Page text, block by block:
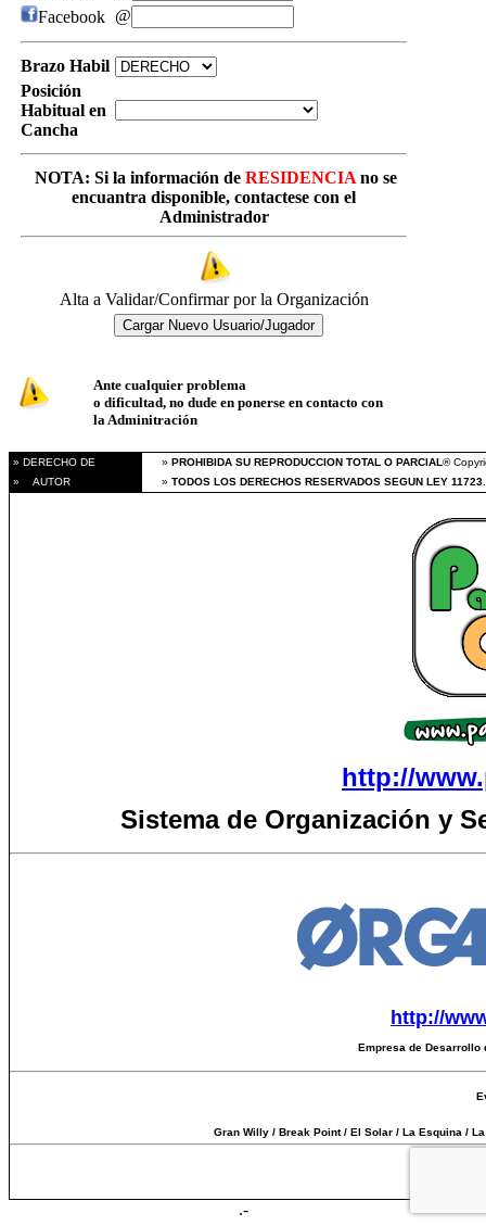
Facebook @
Brazo Habil
Posición
Habitual en
Cancha
NOTA: Si la información de RESIDENCIA no se
encuantra disponible, contactese con el
Administrador
Alta a Validar/Confirmar por la Organización
Ante cualquier problema
o dificultad, no dude en ponerse en contacto con
la Adminitración
» DERECHO DE » PROHIBIDA SU REPRODUCCION TOTAL O PARCIAL®
» AUTOR
» TODOS LOS DERECHOS RESERVADOS SEGUN LEY
http://
Sistema de Organización y
http://
Empresa de
Gran Willy / Break Point / El Solar / La Esquina /
.-